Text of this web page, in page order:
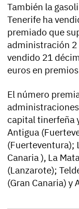
También la
Tenerife ha
premiado que
administración 2
vendido 21
euros en
El número
administraciones
capital tinerfeña
Antigua
(Fuerteventura);
Canaria ), La
(Lanzarote);
(Gran Canaria) y